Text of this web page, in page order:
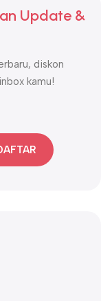
Update &
diskon
kamu!